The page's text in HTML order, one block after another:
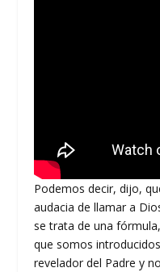
Podemos decir, dijo,
audacia de llamar a
se trata de una
que somos
revelador del Padre y